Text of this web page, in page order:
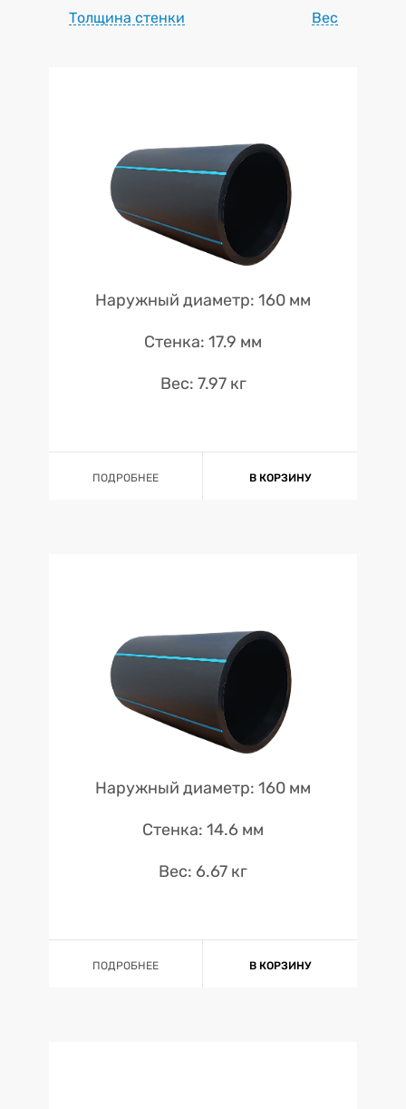
Толщина стенки Вес
Наружный диаметр: 160 мм
Стенка: 17.9 мм
Вес: 7.97 кг
ПОДРОБНЕЕ В КОРЗИНУ
Наружный диаметр: 160 мм
Стенка: 14.6 мм
Вес: 6.67 кг
ПОДРОБНЕЕ В КОРЗИНУ